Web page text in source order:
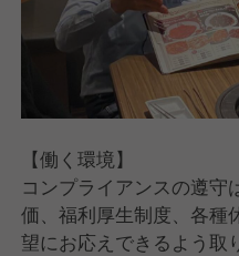
【働く環境】
コンプライアンスの遵守
価、福利厚生制度、各種
望にお応えできるよう取